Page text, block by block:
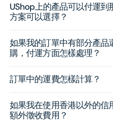
UShop上的產品可以付運
方案可以選擇？
如果我的訂單中有部分產品
購，付運方面怎樣處理？
訂單中的運費怎樣計算？
如果我在使用香港以外的信
額外徵收費用？